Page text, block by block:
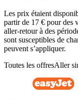
Les prix étaient
partir de 17 € pour des
aller-retour à des
sont susceptibles de
peuvent s’appliquer.
Toutes les offresAller